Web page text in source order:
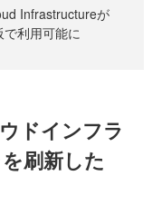
Infrastructureが
利用可能に
ドインフラ
刷新した